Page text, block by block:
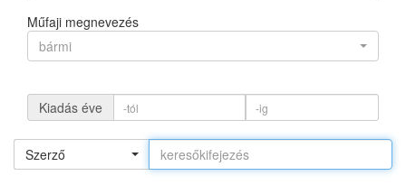
Műfaji megnevezés
bármi
Kiadás éve
Szerző